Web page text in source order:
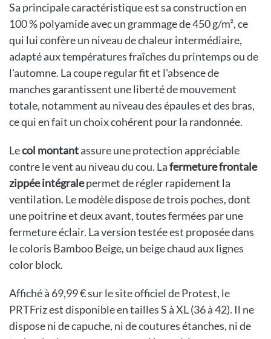
Sa principale caractéristique est sa construction en
100 % polyamide avec un grammage de 450 g/m², ce
qui lui confère un niveau de chaleur intermédiaire,
adapté aux températures fraîches du printemps ou de
l'automne. La coupe regular fit et l'absence de
manches garantissent une liberté de mouvement
totale, notamment au niveau des épaules et des bras,
ce qui en fait un choix cohérent pour la randonnée.
Lecol montantassure une protection appréciable
contre le vent au niveau du cou. Lafermeture frontale
zippée intégralepermet de régler rapidement la
ventilation. Le modèle dispose de trois poches, dont
une poitrine et deux avant, toutes fermées par une
fermeture éclair. La version testée est proposée dans
le coloris Bamboo Beige, un beige chaud aux lignes
color block.
Affiché à 69,99 € sur le site officiel de Protest, le
PRTFriz est disponible en tailles S à XL (36 à 42). Il ne
dispose ni de capuche, ni de coutures étanches, ni de